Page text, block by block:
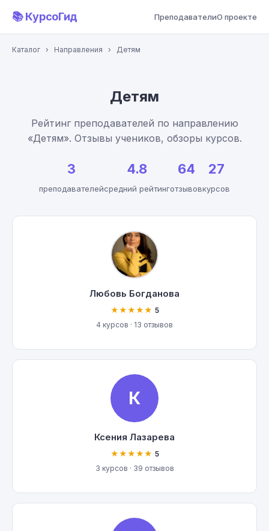
📚 КурсоГид ПреподавателиО проекте
Каталог › Направления › Детям
Детям
Рейтинг преподавателей по направлению
«Детям». Отзывы учеников, обзоры курсов.
3
преподавателей
4.8
средний рейтинг
64
отзывов
27
курсов
Любовь Богданова
★★★★★ 5
4 курсов · 13 отзывов
К
Ксения Лазарева
★★★★★ 5
3 курсов · 39 отзывов